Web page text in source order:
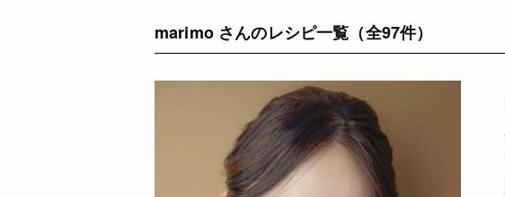
marimo さんのレシピ一覧 （全97件）